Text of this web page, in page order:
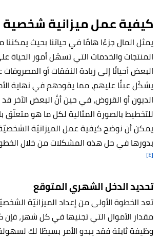
كيفية عمل ميزانية شخصية
يمثل المال جزءًا هامًا في حياتنا بحيث
المنتجات والخدمات التي تسهّل أمور الحياة
البعض أحيانًا إلى زيادة النفقات أو
يشكّل عبئًا عليهم، مما يقودهم في نهاية
الديون أو القروض، في حين أنَّ البعض الآخر
للتخطيط بالصورة المثالية لكل ما هو متعلّق
يمكن أن نوضح كيفية عمل الميزانيّة
بدورها في حل هذه المشكلات من خلال
[٤]
تحديد الدخل الشهري المتوقع
تعد الخطوة الأولى من إعداد الميزانيّة
مقدار الأموال التي تجنيها في كل شهر،
وظيفة ثابتة فقد يبدو الأمر بسيطًا لك